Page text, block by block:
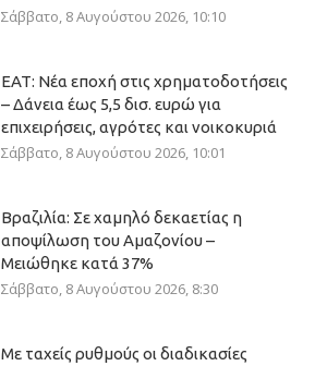
Σάββατο, 8 Αυγούστου 2026, 10:10
ΕΑΤ: Νέα εποχή στις χρηματοδοτήσεις
– Δάνεια έως 5,5 δισ. ευρώ για
επιχειρήσεις, αγρότες και νοικοκυριά
Σάββατο, 8 Αυγούστου 2026, 10:01
Βραζιλία: Σε χαμηλό δεκαετίας η
αποψίλωση του Αμαζονίου –
Μειώθηκε κατά 37%
Σάββατο, 8 Αυγούστου 2026, 8:30
Με ταχείς ρυθμούς οι διαδικασίες